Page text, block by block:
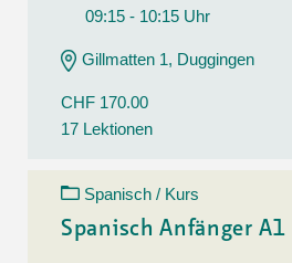
09:15 - 10:15 Uhr
Gillmatten 1, Duggingen
CHF 170.00
17 Lektionen
Spanisch / Kurs
Spanisch Anfänger A1